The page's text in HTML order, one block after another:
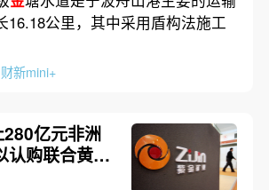
16.18公里，其中采用盾构法施工
财新mini+
亿元非洲
认购联合黄金
·投资